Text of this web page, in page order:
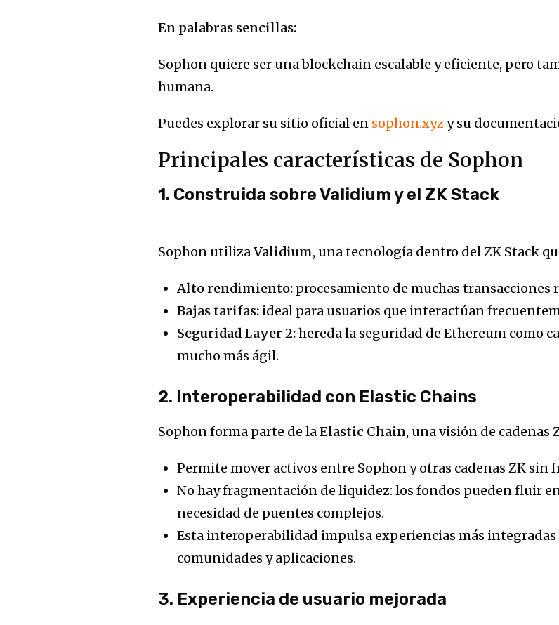
En palabras sencillas:
Sophon quiere ser una blockchain escalable y eficiente, pero
humana.
Puedes explorar su sitio oficial en sophon.xyzy su
Principales características de Sophon
1. Construida sobre Validium y el ZK Stack
Sophon utilizaValidium, una tecnología dentro del ZK Stack
Alto rendimiento: procesamiento de muchas transacciones
Bajas tarifas: ideal para usuarios que interactúan
Seguridad Layer 2:hereda la seguridad de Ethereum como
mucho más ágil.
2. Interoperabilidad con Elastic Chains
Sophon forma parte de laElastic Chain, una visión de cadenas
Permite mover activos entre Sophon y otras cadenas ZK sin
No hay fragmentación de liquidez: los fondos pueden fluir
necesidad de puentes complejos.
Esta interoperabilidad impulsa experiencias más
comunidades y aplicaciones.
3. Experiencia de usuario mejorada